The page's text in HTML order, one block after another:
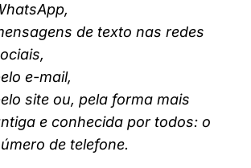
de texto nas redes
e-mail,
site ou, pela forma mais
e conhecida por todos: o
de telefone.